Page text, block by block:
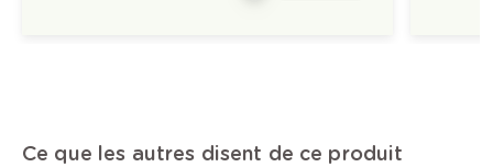
Ce que les autres disent de ce produit